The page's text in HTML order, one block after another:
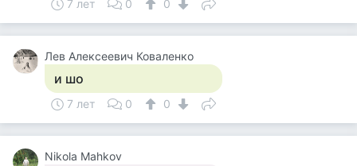
7 лет 0 0
Лев Алексеевич Коваленко
и шо
7 лет 0 0
Nikola Mahkov